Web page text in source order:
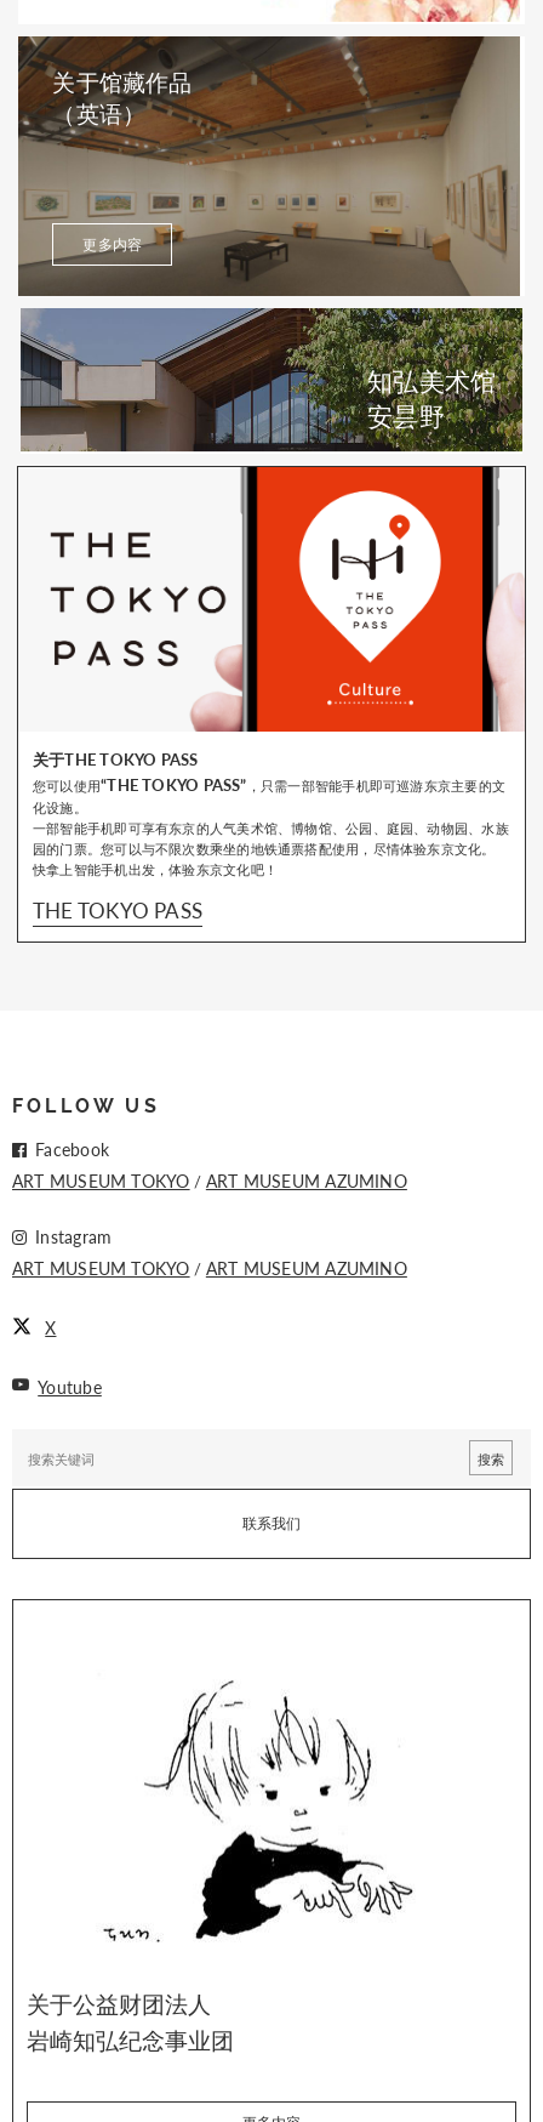
关于馆藏作品
（英语）
更多内容
知弘美术馆
安昙野
关于THE TOKYO PASS
您可以使用“THE TOKYO PASS” ，只需一部智能手机即可巡游东京主要的文
化设施。
一部智能手机即可享有东京的人气美术馆、博物馆、公园、庭园、动物园、水族
园的门票。您可以与不限次数乘坐的地铁通票搭配使用，尽情体验东京文化。
快拿上智能手机出发，体验东京文化吧！
THE TOKYO PASS
FOLLOW US
Facebook
ART MUSEUM TOKYO
ART MUSEUM AZUMINO
Instagram
ART MUSEUM TOKYO
ART MUSEUM AZUMINO
X
Youtube
联系我们
关于公益财团法人
岩崎知弘纪念事业团